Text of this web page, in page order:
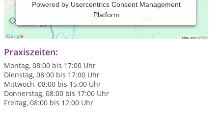
Powered by Usercentrics Consent Management
Platform
Naturheilpraxis mit Schwerpunkt Osteopathie, Chiropraktik,
Neuraltherapie, Akupunktur, Physiotherapie
Praxiszeiten:
Montag, 08:00 bis 17:00 Uhr
Dienstag, 08:00 bis 17:00 Uhr
Mittwoch, 08:00 bis 15:00 Uhr
Donnerstag, 08:00 bis 17:00 Uhr
Freitag, 08:00 bis 12:00 Uhr